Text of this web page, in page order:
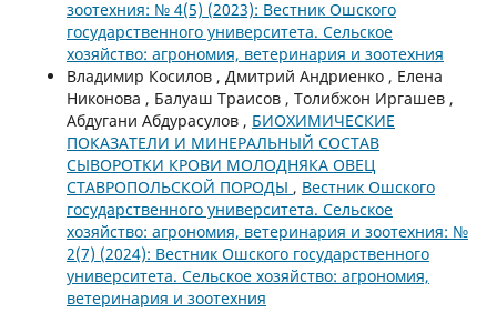
зоотехния: № 4(5) (2023): Вестник Ошского
государственного университета. Сельское
хозяйство: агрономия, ветеринария и зоотехния
Владимир Косилов , Дмитрий Андриенко , Елена
Никонова , Балуаш Траисов , Толибжон Иргашев ,
Абдугани Абдурасулов , БИОХИМИЧЕСКИЕ
ПОКАЗАТЕЛИ И МИНЕРАЛЬНЫЙ СОСТАВ
СЫВОРОТКИ КРОВИ МОЛОДНЯКА ОВЕЦ
СТАВРОПОЛЬСКОЙ ПОРОДЫ , Вестник Ошского
государственного университета. Сельское
хозяйство: агрономия, ветеринария и зоотехния: №
2(7) (2024): Вестник Ошского государственного
университета. Сельское хозяйство: агрономия,
ветеринария и зоотехния